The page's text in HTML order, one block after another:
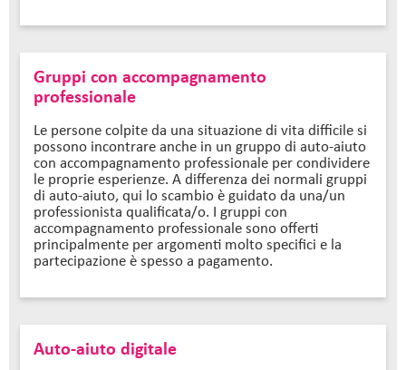
Gruppi con accompagnamento
professionale
Le persone colpite da una situazione di vita difficile si
possono incontrare anche in un gruppo di auto-aiuto
con accompagnamento professionale per condividere
le proprie esperienze. A differenza dei normali gruppi
di auto-aiuto, qui lo scambio è guidato da una/un
professionista qualificata/o. I gruppi con
accompagnamento professionale sono offerti
principalmente per argomenti molto specifici e la
partecipazione è spesso a pagamento.
Auto-aiuto digitale